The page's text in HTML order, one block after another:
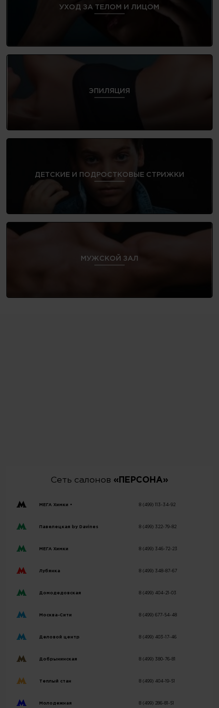
УХОД ЗА ТЕЛОМ И ЛИЦОМ
ЭПИЛЯЦИЯ
ДЕТСКИЕ И ПОДРОСТКОВЫЕ СТРИЖКИ
МУЖСКОЙ ЗАЛ
Сеть салонов «ПЕРСОНА»
МЕГА Химки • 8 (499) 113-34-92
Павелецкая by Davines 8 (499) 322-79-82
МЕГА Химки 8 (499) 346-72-23
Лубянка 8 (499) 348-87-67
Домодедовская 8 (499) 404-21-03
Москва-Сити 8 (499) 677-54-48
Деловой центр 8 (499) 403-17-46
Добрынинская 8 (499) 380-76-81
Теплый стан 8 (499) 404-19-51
Молодежная 8 (499) 286-81-51